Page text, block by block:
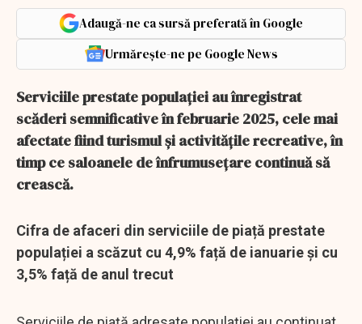
Adaugă-ne ca sursă preferată în Google
Urmărește-ne pe Google News
Serviciile prestate populației au înregistrat
scăderi semnificative în februarie 2025, cele mai
afectate fiind turismul și activitățile recreative, în
timp ce saloanele de înfrumusețare continuă să
crească.
Cifra de afaceri din serviciile de piață prestate
populației a scăzut cu 4,9% față de ianuarie și cu
3,5% față de anul trecut